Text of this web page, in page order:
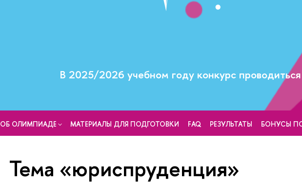
В 2025/2026 учебном году конкурс
ОБ ОЛИМПИАДЕ МАТЕРИАЛЫ ДЛЯ ПОДГОТОВКИ FAQ РЕЗУЛЬТАТЫ БОНУСЫ
Тема «юриспруденция»